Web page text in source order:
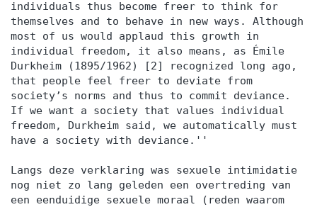
individuals thus become freer to think for
themselves and to behave in new ways. Although
most of us would applaud this growth in
individual freedom, it also means, as Émile
Durkheim (1895/1962) [2] recognized long ago,
that people feel freer to deviate from
society’s norms and thus to commit deviance.
If we want a society that values individual
freedom, Durkheim said, we automatically must
have a society with deviance.''
Langs deze verklaring was sexuele intimidatie
nog niet zo lang geleden een overtreding van
een eenduidige sexuele moraal (reden waarom